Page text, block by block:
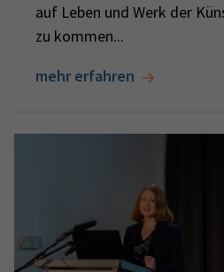
auf Leben und Werk der
zu kommen...
mehr erfahren